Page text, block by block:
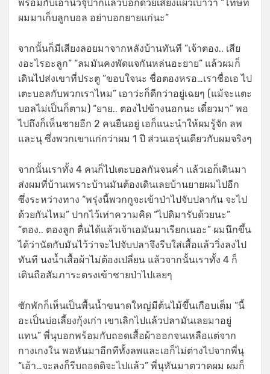
พร้อมกับเอานิ้วจุ๊ปากแล้วบอกด้วยเสียงแผ่วเบาว่า “โทษที
ผมมาเก็บลูกบอล อย่าบอกยายแก่นะ”
จากนั้นก็มีเสียงลอยมาจากหลังบ้านทันที “เจ้าตอง.. เสีย
งอะไรอะลูก” “ลมมันคงพัดแจกันหล่นอะยาย” แล้วผมก็
เดินไปส่งเขาที่ประตู “ขอบใจนะ ชื่อตองหรอ…เราชื่อเอ ไป
เตะบอลกับพวกเราไหม” เอาว่ะก็ดีกว่าอยู่เฉยๆ (แม้จะแตะ
บอลไม่เป็นก็ตาม) “ยาย.. ตองไปข้างนอกนะ เดี๋ยวมา” พอ
ไปถึงก็เห็นชายอีก 2 คนยืนอยู่ เอก็แนะนำให้ผมรู้จัก ลพ
และนุ ซึ่งพวกเขาแก่กว่าผม 1 ปี ส่วนเอรุ่นเดียวกับผมจริงๆ
จากนั้นเราทั้ง 4 คนก็ไปเตะบอลกันจนค่ำ แล้วเอก็เดินมา
ส่งผมที่บ้านเพราะบ้านมันต้องเดินเลยบ้านยายผมไปอีก
ซึ่งระหว่างทาง “พรุ่งนี้พวกกูจะเข้าป่าไปจับปลากัน จะไป
ด้วยกันไหม” ปากไว้เท่าความคิด “ไปดิมารับด้วยนะ”
“ตอง.. ตองลูก ตื่นได้แล้วเจ้าเอมันมาเรียกเนอะ” ผมนึกขึ้น
ได้ว่านัดกับมันไว้ว่าจะไปจับปลาจึงรีบใส่เสื้อแล้ววิ่งลงไป
ทันที นงน้ำเสื้อผ้าไม่ต้องเปลี่ยน แล้วจากนั้นเราทั้ง 4 ก็
เดินถือสัมภาระตรงเข้าชายป่าไปเลยๆ
ซักพักก็เห็นเป็นพื้นน้ำขนาดใหญ่มีต้นไม้ขึ้นเกือบเต็ม “นี้
อะเป็นบ่อเลี้ยงกุ้งเก่า เขาเลิกไปแล้วปลามันเลยมาอยู่
แทน” พี่นุบอกพร้อมกับถอดเสื้อผ้าออกจนเหลือแต่จาก
กางเกงใน พอหันมาอีกทีทั้งลพและเอก็ไม่ต่างไปจากพี่นุ
“เอ้า…จะลงก็รีบถอดดิจะไปแล้ว” พี่นุหันมาตวาดผม ผมก็